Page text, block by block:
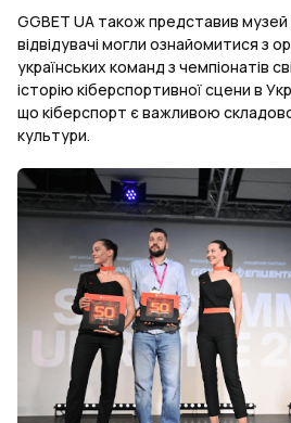
GGBET UA також представив
відвідувачі могли ознайомитися з
українських команд з чемпіонатів
історію кіберспортивної сцени в
що кіберспорт є важливою
культури.